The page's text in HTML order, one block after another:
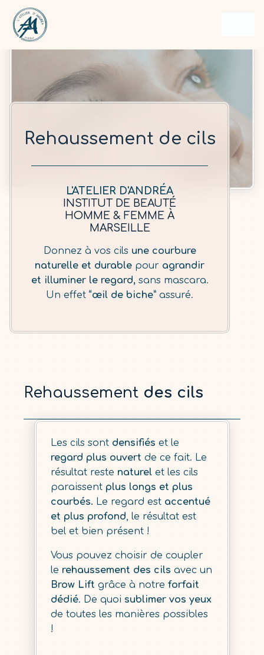
L'ATELIER D'ANDRÉA
INSTITUT DE BEAUTÉ
HOMME & FEMME À
MARSEILLE
Rehaussement de cils
Donnez à vos cils une courbure
naturelle et durable pour agrandir
et illuminer le regard,sans mascara.
Un effet“œil de biche” assuré.
Rehaussement des cils
Les cils sont densifiés et le
regard plus ouvert de ce fait. Le
résultat reste naturel et les cils
paraissent plus longs et plus
courbés. Le regard estaccentué
et plus profond, le résultat est
bel et bien présent !
Vous pouvez choisir de coupler
le rehaussement des cils avec un
Brow Lift grâce à notre forfait
dédié. De quoi sublimer vos yeux
de toutes les manières possibles
!
Panneau de gestion des cookies